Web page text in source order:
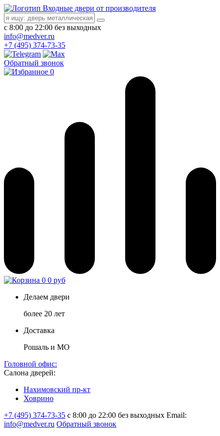
Входные двери от производителя
с 8:00 до 22:00 без выходных
info@medver.ru
+7 (495) 374-73-35
Обратный звонок
0
0 0 руб
Делаем двери
более 20 лет
Доставка
Рошаль и МО
Головной офис:
Салона дверей:
Нахимовский пр-кт
Ховрино
+7 (495) 374-73-35 с 8:00 до 22:00 без выходных Email:
info@medver.ru Обратный звонок